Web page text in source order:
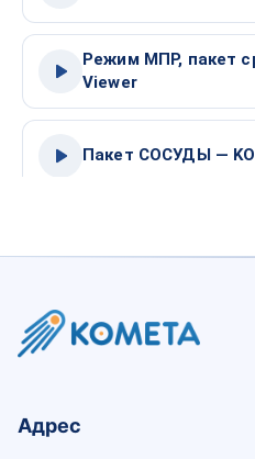
Режим МПР, пакет
Viewer
Пакет СОСУДЫ —
Патология —
Адрес